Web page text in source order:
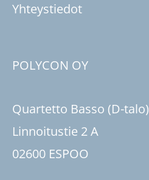
Yhteystiedot
POLYCON OY
Quartetto Basso (D-talo)
Linnoitustie 2 A
02600 ESPOO